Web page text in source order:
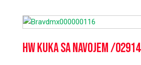
HW kuka sa navojem /02914